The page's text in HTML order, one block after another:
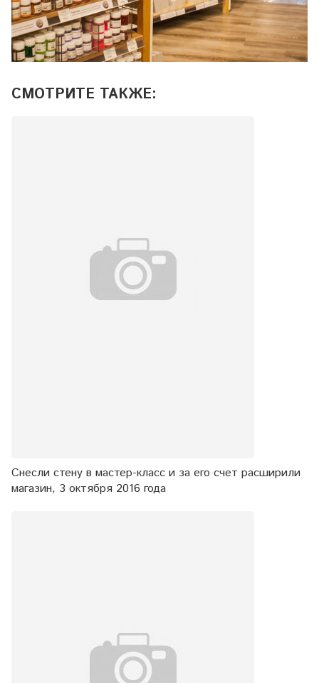
СМОТРИТЕ ТАКЖЕ:
Снесли стену в мастер-класс и за его счет расширили
магазин, 3 октября 2016 года